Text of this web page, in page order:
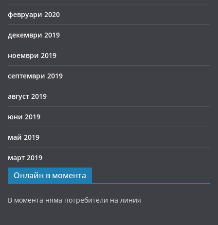
февруари 2020
декември 2019
ноември 2019
септември 2019
август 2019
юни 2019
май 2019
март 2019
Онлайн в момента
В момента няма потребители на линия